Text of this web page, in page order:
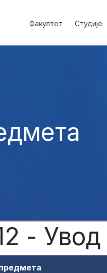
Факултет Студије
- Увод